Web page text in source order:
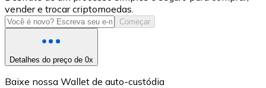
USDC
vender e trocar criptomoedas.
Começar
Detalhes do preço de 0x
Baixe nossa Wallet de auto-custódia